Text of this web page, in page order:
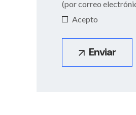
(por correo
Acepto